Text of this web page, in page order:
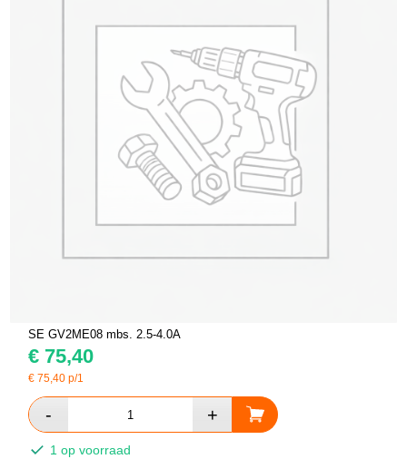
SE GV2ME08 mbs. 2.5-4.0A
€ 75,40
€75,40 p/1
1 op voorraad